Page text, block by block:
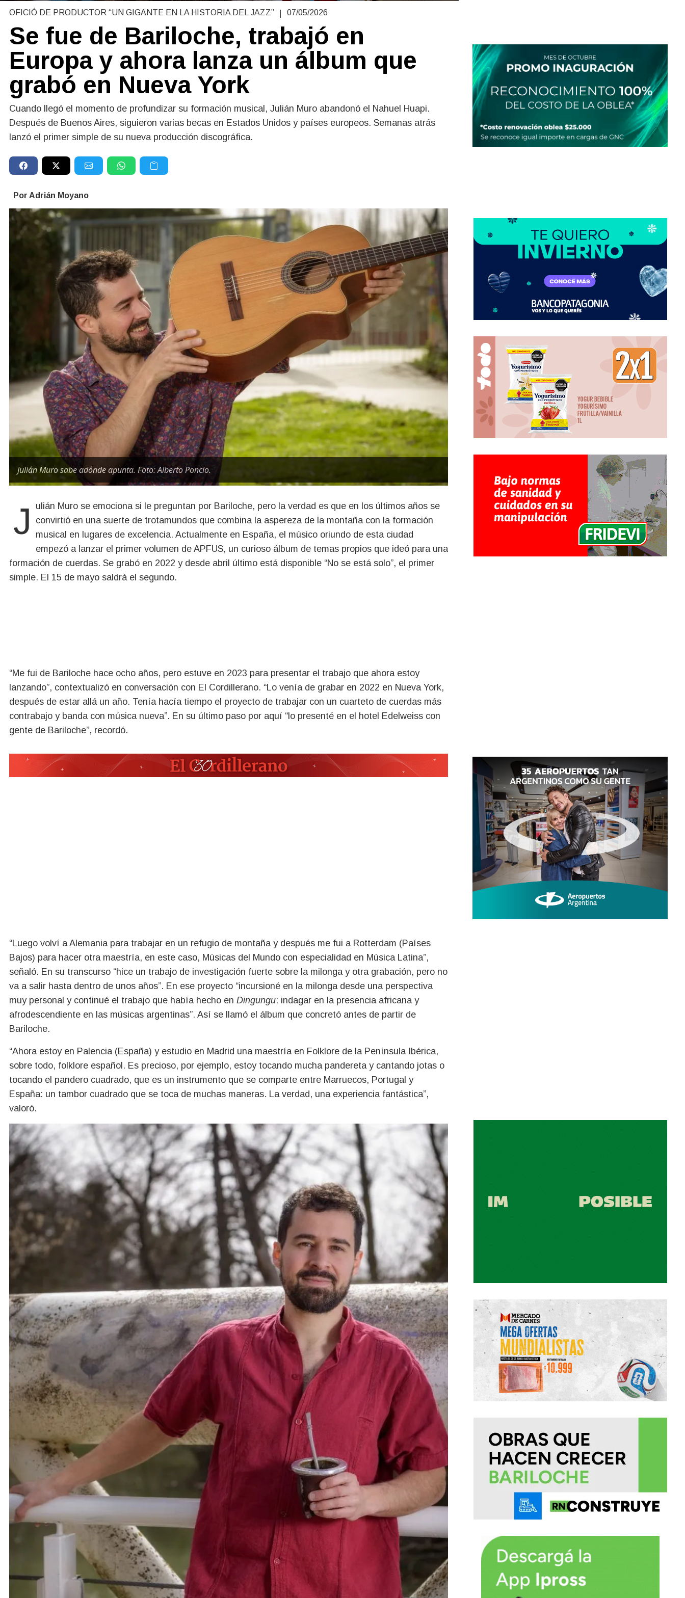
OFICIÓ DE PRODUCTOR “UN GIGANTE EN LA HISTORIA DEL JAZZ” | 07/05/2026
Se fue de Bariloche, trabajó en
Europa y ahora lanza un álbum que
grabó en Nueva York
Cuando llegó el momento de profundizar su formación musical, Julián Muro abandonó el Nahuel Huapi.
Después de Buenos Aires, siguieron varias becas en Estados Unidos y países europeos. Semanas atrás
lanzó el primer simple de su nueva producción discográfica.
Por Adrián Moyano
Julián Muro sabe adónde apunta. Foto: Alberto Poncio.
Julián Muro se emociona si le preguntan por Bariloche, pero la verdad es que en los últimos años se
convirtió en una suerte de trotamundos que combina la aspereza de la montaña con la formación
musical en lugares de excelencia. Actualmente en España, el músico oriundo de esta ciudad
empezó a lanzar el primer volumen de APFUS, un curioso álbum de temas propios que ideó para una
formación de cuerdas. Se grabó en 2022 y desde abril último está disponible “No se está solo”, el primer
simple. El 15 de mayo saldrá el segundo.
“Me fui de Bariloche hace ocho años, pero estuve en 2023 para presentar el trabajo que ahora estoy
lanzando”, contextualizó en conversación con El Cordillerano. “Lo venía de grabar en 2022 en Nueva York,
después de estar allá un año. Tenía hacía tiempo el proyecto de trabajar con un cuarteto de cuerdas más
contrabajo y banda con música nueva”. En su último paso por aquí “lo presenté en el hotel Edelweiss con
gente de Bariloche”, recordó.
“Luego volví a Alemania para trabajar en un refugio de montaña y después me fui a Rotterdam (Países
Bajos) para hacer otra maestría, en este caso, Músicas del Mundo con especialidad en Música Latina”,
señaló. En su transcurso “hice un trabajo de investigación fuerte sobre la milonga y otra grabación, pero no
va a salir hasta dentro de unos años”. En ese proyecto “incursioné en la milonga desde una perspectiva
muy personal y continué el trabajo que había hecho en Dingungu: indagar en la presencia africana y
afrodescendiente en las músicas argentinas”. Así se llamó el álbum que concretó antes de partir de
Bariloche.
“Ahora estoy en Palencia (España) y estudio en Madrid una maestría en Folklore de la Península Ibérica,
sobre todo, folklore español. Es precioso, por ejemplo, estoy tocando mucha pandereta y cantando jotas o
tocando el pandero cuadrado, que es un instrumento que se comparte entre Marruecos, Portugal y
España: un tambor cuadrado que se toca de muchas maneras. La verdad, una experiencia fantástica”,
valoró.